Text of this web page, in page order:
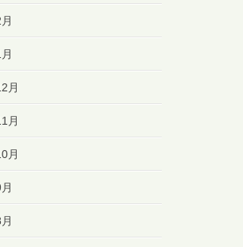
月
月
月